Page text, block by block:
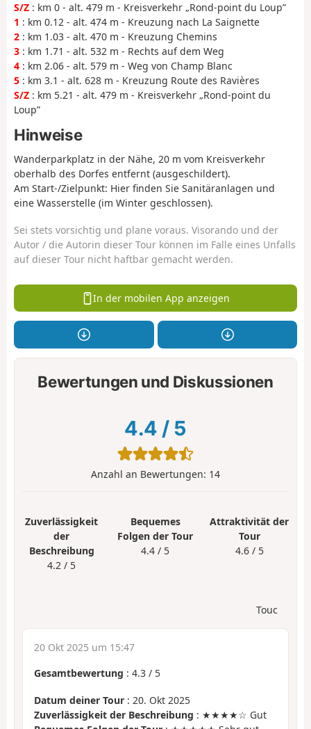
S/Z : km 0 - alt. 479 m - Kreisverkehr „Rond-point du Loup”
1 : km 0.12 - alt. 474 m - Kreuzung nach La Saignette
2 : km 1.03 - alt. 470 m - Kreuzung Chemins
3 : km 1.71 - alt. 532 m - Rechts auf dem Weg
4 : km 2.06 - alt. 579 m - Weg von Champ Blanc
5 : km 3.1 - alt. 628 m - Kreuzung Route des Ravières
S/Z : km 5.21 - alt. 479 m - Kreisverkehr „Rond-point du
Loup”
Hinweise
Wanderparkplatz in der Nähe, 20 m vom Kreisverkehr
oberhalb des Dorfes entfernt (ausgeschildert).
Am Start-/Zielpunkt: Hier finden Sie Sanitäranlagen und
eine Wasserstelle (im Winter geschlossen).
Sei stets vorsichtig und plane voraus. Visorando und der
Autor / die Autorin dieser Tour können im Falle eines Unfalls
auf dieser Tour nicht haftbar gemacht werden.
In der mobilen App anzeigen
Bewertungen und Diskussionen
4.4 / 5
Anzahl an Bewertungen: 14
Zuverlässigkeit
der
Beschreibung
4.2 / 5
Bequemes
Folgen der Tour
4.4 / 5
Attraktivität der
Tour
4.6 / 5
Touc
20 Okt 2025 um 15:47
Gesamtbewertung : 4.3 / 5
Datum deiner Tour : 20. Okt 2025
Zuverlässigkeit der Beschreibung : ★★★★☆ Gut